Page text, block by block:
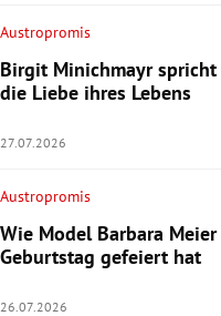
Austropromis
Birgit Minichmayr
die Liebe ihres Lebens
27.07.2026
Austropromis
Wie Model Barbara
Geburtstag gefeiert hat
26.07.2026